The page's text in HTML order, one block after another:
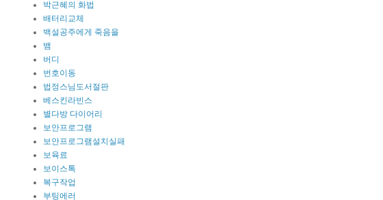
박근혜의 화법
배터리교체
백설공주에게 죽음을
뱀
버디
번호이동
법정스님도서절판
베스킨라빈스
별다방 다이어리
보안프로그램
보안프로그램설치실패
보육료
보이스톡
복구작업
부팅에러